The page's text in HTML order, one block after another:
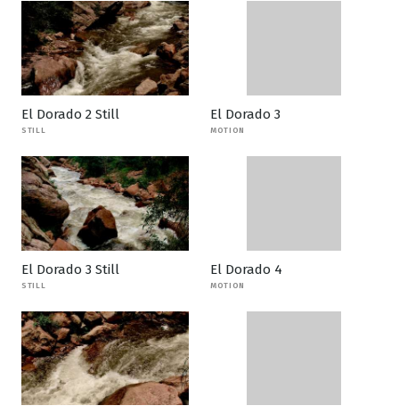
El Dorado 2 Still
STILL
El Dorado 3
MOTION
El Dorado 3 Still
STILL
El Dorado 4
MOTION